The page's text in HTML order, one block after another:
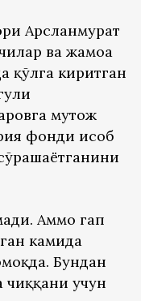
Арсланмурат
ва жамоа
қўлга киритган
муҳтож
фонди ҳисоб
Аммо гап
камида
Бундан
чиққани учун